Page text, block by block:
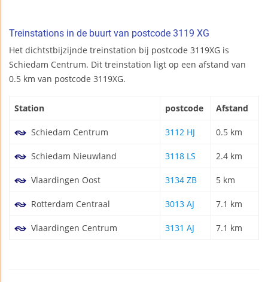
Treinstations in de buurt van postcode 3119 XG
Het dichtstbijzijnde treinstation bij postcode 3119XG is
Schiedam Centrum. Dit treinstation ligt op een afstand van
0.5 km van postcode 3119XG.
Station postcode Afstand
Schiedam Centrum 3112 HJ 0.5 km
Schiedam Nieuwland 3118 LS 2.4 km
Vlaardingen Oost 3134 ZB 5 km
Rotterdam Centraal 3013 AJ 7.1 km
Vlaardingen Centrum 3131 AJ 7.1 km